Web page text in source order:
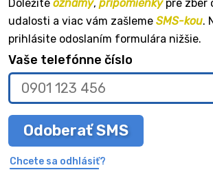
Dôležité oznamy, pripomienkypre zber
udalosti a viac vám zašleme SMS-kou.
prihlásite odoslaním formulára nižšie.
Vaše telefónne číslo
Odoberať SMS
Chcete sa odhlásiť?